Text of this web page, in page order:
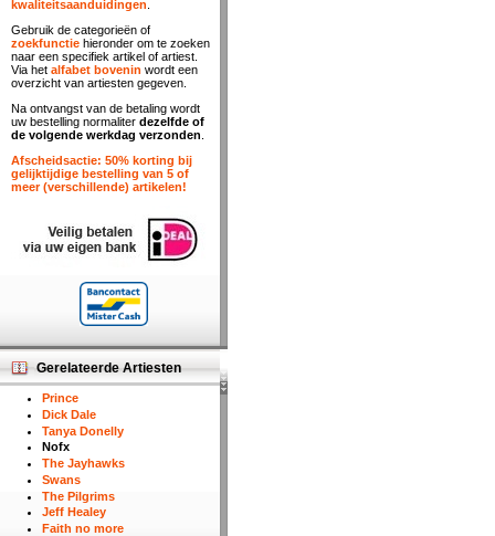
kwaliteitsaanduidingen
Gebruik de categorieën of
zoekfunctie hieronder om te zoeken
naar een specifiek artikel of artiest.
Via het alfabet bovenin wordt een
overzicht van artiesten gegeven.
Na ontvangst van de betaling wordt
uw bestelling normaliter dezelfde of
de volgende werkdag verzonden
Afscheidsactie: 50% korting bij
gelijktijdige bestelling van 5 of
meer (verschillende) artikelen!
Gerelateerde Artiesten
Prince
Dick Dale
Tanya Donelly
Nofx
The Jayhawks
Swans
The Pilgrims
Jeff Healey
Faith no more